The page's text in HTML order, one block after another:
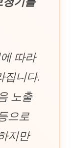
따라
집니다.
노출
으로
지만